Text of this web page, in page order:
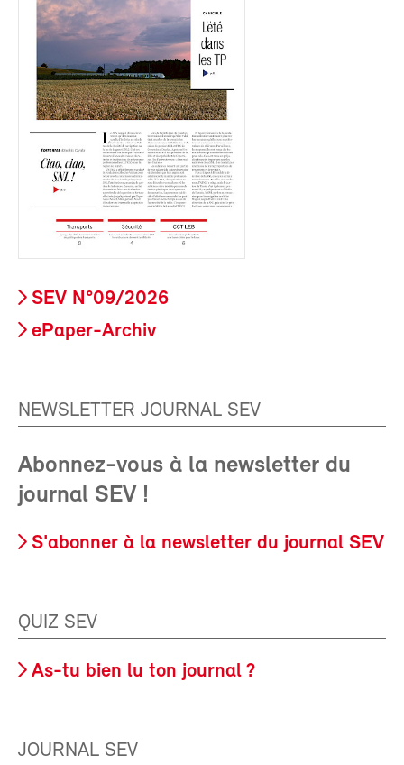
SEV N°09/2026
ePaper-Archiv
NEWSLETTER JOURNAL SEV
Abonnez-vous à la newsletter du
journal SEV !
S'abonner à la newsletter du journal SEV
QUIZ SEV
As-tu bien lu ton journal ?
JOURNAL SEV